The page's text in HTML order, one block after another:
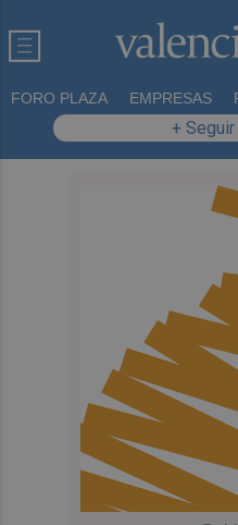
FORO PLAZA EMPRESAS
+